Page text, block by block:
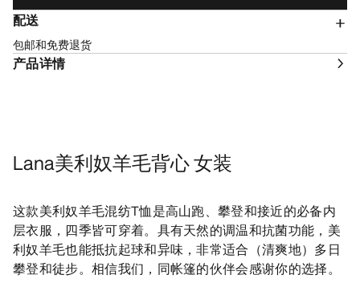
配送
包邮和免费退货
产品详情
Lana美利奴羊毛背心 女装
这款美利奴羊毛混纺T恤是高山跑、攀登和接近的必备内
层衣服，四季皆可穿着。具有天然的调温和抗菌功能，美
利奴羊毛也能抵抗起球和异味，非常适合（清爽地）多日
攀登和徒步。相信我们，同帐篷的伙伴会感谢你的选择。